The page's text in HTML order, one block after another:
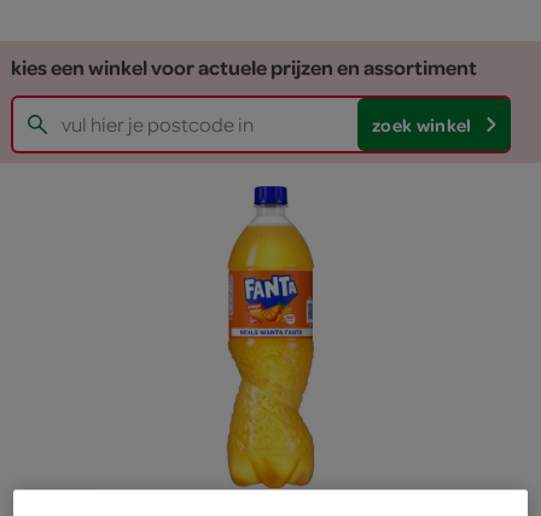
kies een winkel voor actuele prijzen en assortiment
zoek winkel